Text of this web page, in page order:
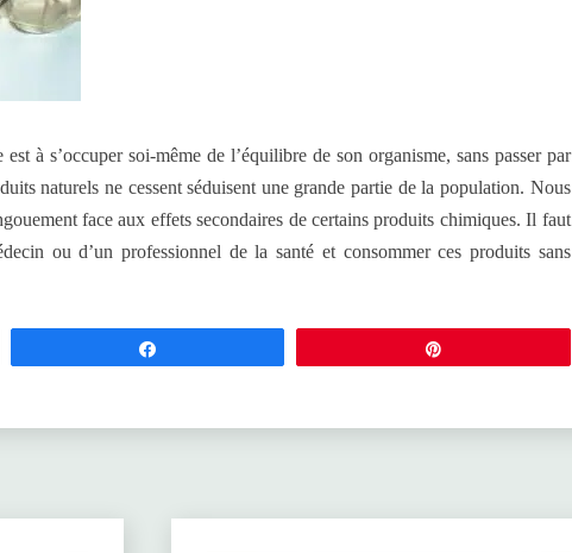
à s’occuper soi-même de l’équilibre de son organisme, sans passer par
naturels ne cessent séduisent une grande partie de la population. Nous
face aux effets secondaires de certains produits chimiques. Il faut
ou d’un professionnel de la santé et consommer ces produits sans